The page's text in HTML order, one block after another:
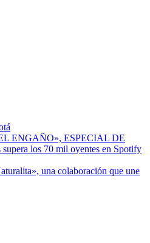
ENGAÑO», ESPECIAL DE
los 70 mil oyentes en Spotify
una colaboración que une